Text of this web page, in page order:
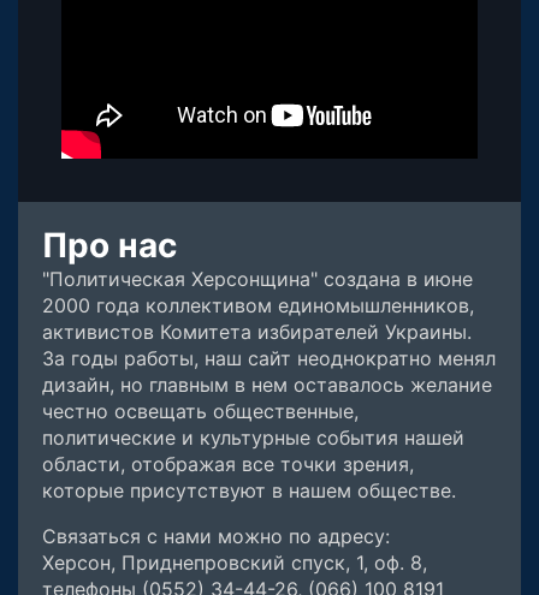
Про нас
"Политическая Херсонщина" создана в июне
2000 года коллективом единомышленников,
активистов Комитета избирателей Украины.
За годы работы, наш сайт неоднократно менял
дизайн, но главным в нем оставалось желание
честно освещать общественные,
политические и культурные события нашей
области, отображая все точки зрения,
которые присутствуют в нашем обществе.
Связаться с нами можно по адресу:
Херсон, Приднепровский спуск, 1, оф. 8,
телефоны (0552) 34-44-26, (066) 100 8191